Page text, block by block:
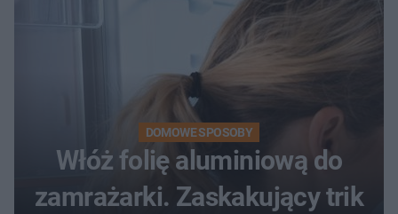
DOMOWE SPOSOBY
Włóż folię aluminiową do
zamrażarki. Zaskakujący trik